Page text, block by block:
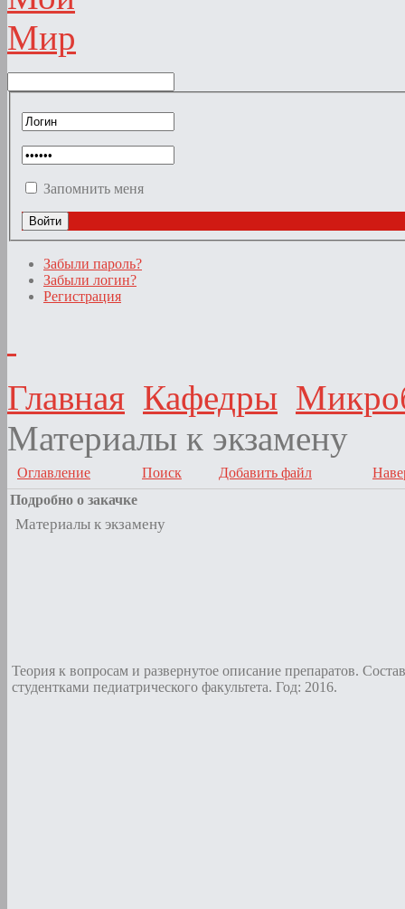
Запомнить меня
Забыли пароль?
Забыли логин?
Регистрация
Главная Кафедры
Материалы к экзамену
Оглавление Поиск Добавить файл
Подробно о закачке
Материалы к экзамену
Теория к вопросам и развернутое описание препаратов.
студентками педиатрического факультета. Год: 2016.